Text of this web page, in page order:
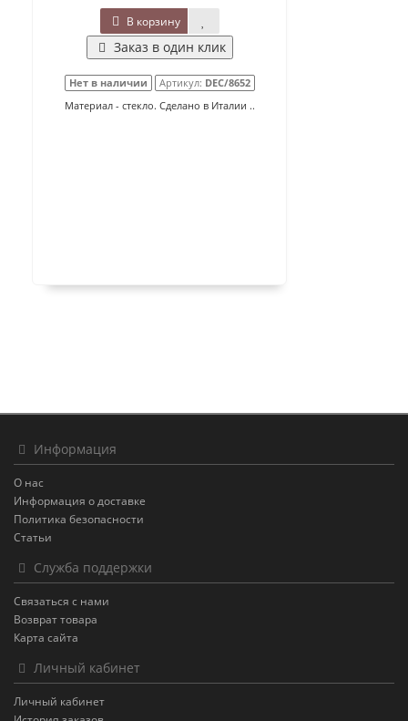
В корзину
Заказ в один клик
Нет в наличии Артикул: DEC/8652
Материал - стекло. Сделано в Италии ..
Информация
О нас
Информация о доставке
Политика безопасности
Статьи
Служба поддержки
Связаться с нами
Возврат товара
Карта сайта
Личный кабинет
Личный кабинет